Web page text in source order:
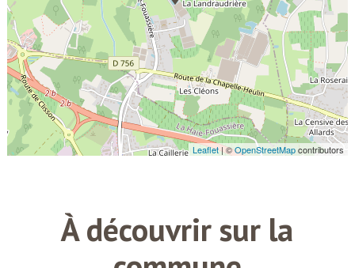
À découvrir sur la